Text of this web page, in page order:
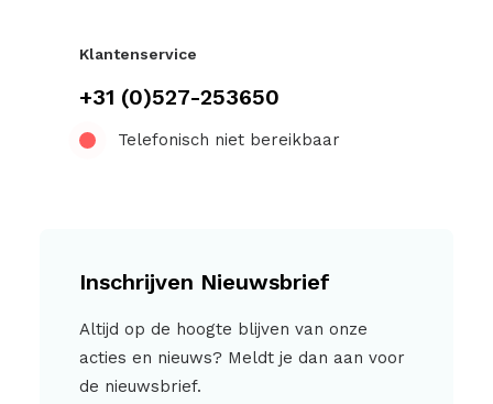
Klantenservice
+31 (0)527-253650
Telefonisch niet bereikbaar
Inschrijven Nieuwsbrief
Altijd op de hoogte blijven van onze
acties en nieuws? Meldt je dan aan voor
de nieuwsbrief.